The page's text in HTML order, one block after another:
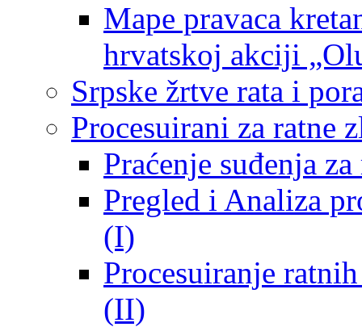
Mape pravaca
hrvatskoj akciji
Srpske žrtve rata i
Procesuirani za ratne
Praćenje suđenja
Pregled i Analiza
(I)
Procesuiranje
(II)